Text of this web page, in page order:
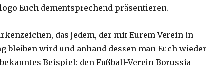
Euch dementsprechend präsentieren.
das jedem, der mit Eurem Verein in
bleiben wird und anhand dessen man Euch wieder
Beispiel: den Fußball-Verein Borussia